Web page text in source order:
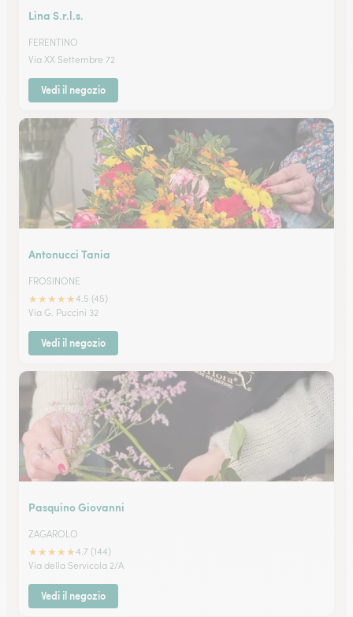
Lina S.r.l.s.
FERENTINO
Via XX Settembre 72
Vedi il negozio
Antonucci Tania
FROSINONE
★★★★★4.5 (45)
Via G. Puccini 32
Vedi il negozio
Pasquino Giovanni
ZAGAROLO
★★★★★4.7 (144)
Via della Servicola 2/A
Vedi il negozio